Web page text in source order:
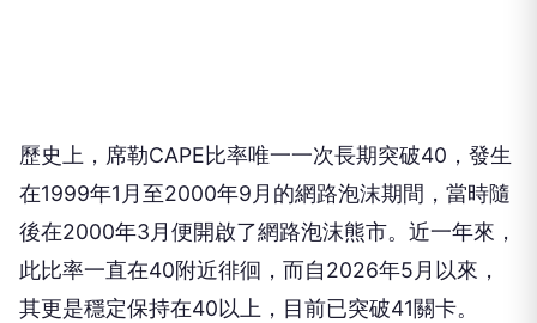
歷史上，席勒CAPE比率唯一一次長期突破40，發生
在1999年1月至2000年9月的網路泡沫期間，當時隨
後在2000年3月便開啟了網路泡沫熊市。近一年來，
此比率一直在40附近徘徊，而自2026年5月以來，
其更是穩定保持在40以上，目前已突破41關卡。